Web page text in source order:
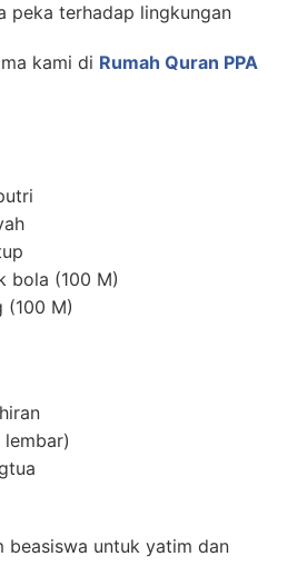
peka terhadap lingkungan
kami di Rumah Quran PPA
bola (100 M)
(100 M)
beasiswa untuk yatim dan